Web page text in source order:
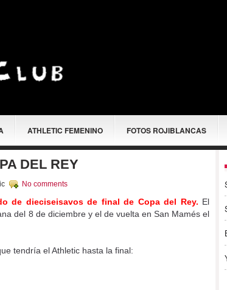
ATHLETIC FEMENINO FOTOS ROJIBLANCAS
DEL REY
No comments
de dieciseisavos de final de Copa del Rey. El
del 8 de diciembre y el de vuelta en San Mamés el
tendría el Athletic hasta la final: